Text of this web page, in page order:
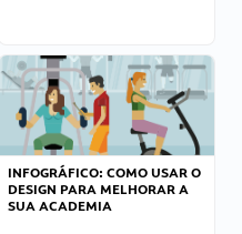
INFOGRÁFICO: COMO USAR O
DESIGN PARA MELHORAR A
SUA ACADEMIA